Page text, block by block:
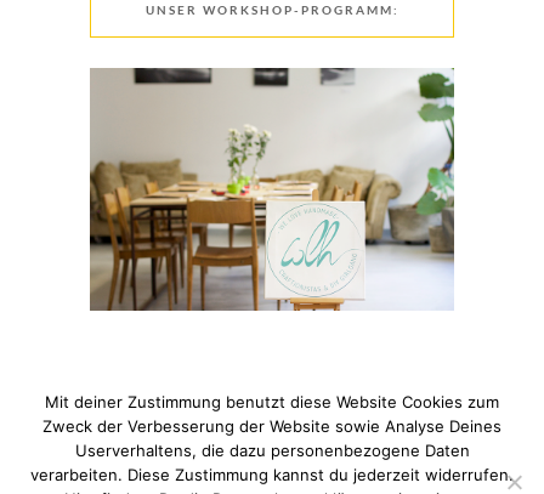
UNSER WORKSHOP-PROGRAMM:
© 2021 Pixi mit Milch. All Rights Reserved. Du hast Fragen
Mit deiner Zustimmung benutzt diese Website Cookies zum
Zweck der Verbesserung der Website sowie Analyse Deines
Userverhaltens, die dazu personenbezogene Daten
verarbeiten. Diese Zustimmung kannst du jederzeit widerrufen.